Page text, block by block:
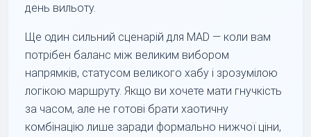
день вильоту.
Ще один сильний сценарій для MAD — коли вам
потрібен баланс між великим вибором
напрямків, статусом великого хабу і зрозумілою
логікою маршруту. Якщо ви хочете мати гнучкість
за часом, але не готові брати хаотичну
комбінацію лише заради формально нижчої ціни,